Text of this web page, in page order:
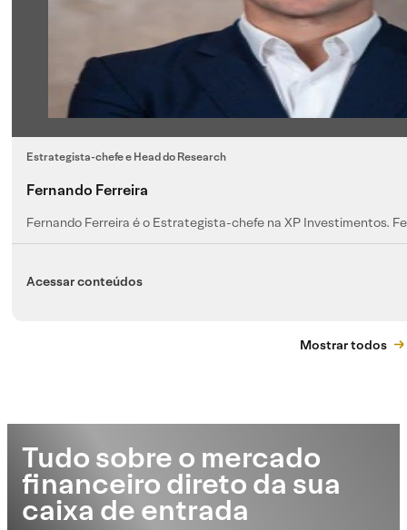
Estrategista-chefe e Head do Research
Fernando Ferreira
Fernando Ferreira é o Estrategista-chefe na XP Investimentos.
Acessar conteúdos
Mostrar todos
Tudo sobre o mercado
financeiro direto da sua
caixa de entrada